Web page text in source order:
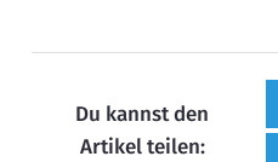
Du kannst den
Artikel teilen: